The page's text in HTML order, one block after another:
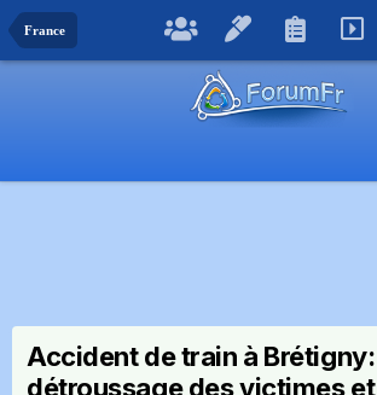
France
Accident de train à Brétigny:
détroussage des victimes et